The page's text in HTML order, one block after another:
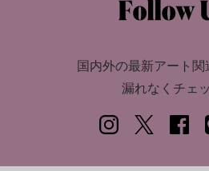
国内外の最新アート
漏れなくチェ